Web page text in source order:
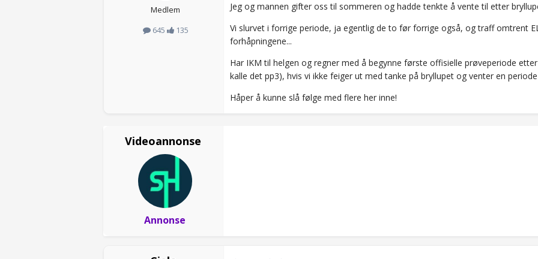
Medlem
645
135
Jeg og mannen gifter oss til sommeren og hadde tenkte å vente til etter
Vi slurvet i forrige periode, ja egentlig de to før forrige også, og traff omtrent
forhåpningene...
Har IKM til helgen og regner med å begynne første offisielle prøveperiode
kalle det pp3), hvis vi ikke feiger ut med tanke på bryllupet og venter en
Håper å kunne slå følge med flere her inne!
Videoannonse
Annonse